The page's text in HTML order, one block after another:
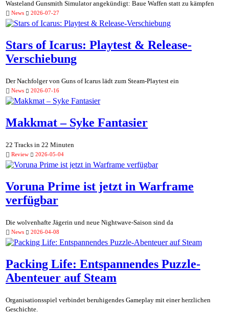
Wasteland Gunsmith Simulator angekündigt: Baue Waffen statt zu kämpfen
News 2026-07-27
Stars of Icarus: Playtest & Release-
Verschiebung
Der Nachfolger von Guns of Icarus lädt zum Steam-Playtest ein
News 2026-07-16
Makkmat – Syke Fantasier
22 Tracks in 22 Minuten
Review 2026-05-04
Voruna Prime ist jetzt in Warframe
verfügbar
Die wolvenhafte Jägerin und neue Nightwave-Saison sind da
News 2026-04-08
Packing Life: Entspannendes Puzzle-
Abenteuer auf Steam
Organisationsspiel verbindet beruhigendes Gameplay mit einer herzlichen
Geschichte.